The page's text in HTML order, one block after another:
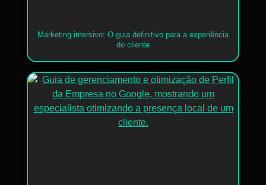
Marketing imersivo: O guia definitivo para a experiência
do cliente